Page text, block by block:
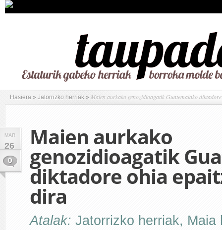
Hasiera » Jatorrizko herriak » Maien aurkako genozidioagatik Guatemalako
MAR
26
0
Maien aurkako
genozidioagatik
diktadore ohia
dira
Atalak: Jatorrizko herriak, Maia